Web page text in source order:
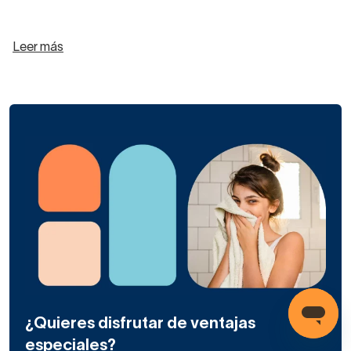
Leer más
¿Quieres disfrutar de ventajas
especiales?